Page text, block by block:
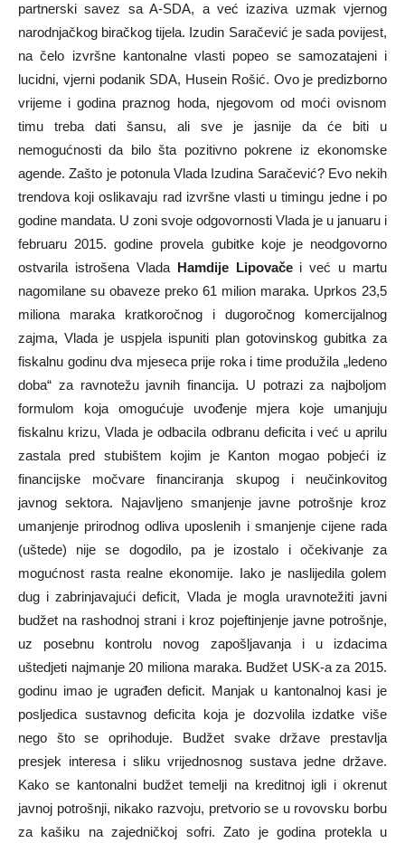
partnerski savez sa A-SDA, a već izaziva uzmak vjernog
narodnjačkog biračkog tijela. Izudin Saračević je sada povijest,
na čelo izvršne kantonalne vlasti popeo se samozatajeni i
lucidni, vjerni podanik SDA, Husein Rošić. Ovo je predizborno
vrijeme i godina praznog hoda, njegovom od moći ovisnom
timu treba dati šansu, ali sve je jasnije da će biti u
nemogućnosti da bilo šta pozitivno pokrene iz ekonomske
agende. Zašto je potonula Vlada Izudina Saračević? Evo nekih
trendova koji oslikavaju rad izvršne vlasti u timingu jedne i po
godine mandata. U zoni svoje odgovornosti Vlada je u januaru i
februaru 2015. godine provela gubitke koje je neodgovorno
ostvarila istrošena Vlada Hamdije Lipovačei već u martu
nagomilane su obaveze preko 61 milion maraka. Uprkos 23,5
miliona maraka kratkoročnog i dugoročnog komercijalnog
zajma, Vlada je uspjela ispuniti plan gotovinskog gubitka za
fiskalnu godinu dva mjeseca prije roka i time produžila „ledeno
doba“ za ravnotežu javnih financija. U potrazi za najboljom
formulom koja omogućuje uvođenje mjera koje umanjuju
fiskalnu krizu, Vlada je odbacila odbranu deficita i već u aprilu
zastala pred stubištem kojim je Kanton mogao pobjeći iz
financijske močvare financiranja skupog i neučinkovitog
javnog sektora. Najavljeno smanjenje javne potrošnje kroz
umanjenje prirodnog odliva uposlenih i smanjenje cijene rada
(uštede) nije se dogodilo, pa je izostalo i očekivanje za
mogućnost rasta realne ekonomije. Iako je naslijedila golem
dug i zabrinjavajući deficit, Vlada je mogla uravnotežiti javni
budžet na rashodnoj strani i kroz pojeftinjenje javne potrošnje,
uz posebnu kontrolu novog zapošljavanja i u izdacima
uštedjeti najmanje 20 miliona maraka. Budžet USK-a za 2015.
godinu imao je ugrađen deficit. Manjak u kantonalnoj kasi je
posljedica sustavnog deficita koja je dozvolila izdatke više
nego što se oprihoduje. Budžet svake države prestavlja
presjek interesa i sliku vrijednosnog sustava jedne države.
Kako se kantonalni budžet temelji na kreditnoj igli i okrenut
javnoj potrošnji, nikako razvoju, pretvorio se u rovovsku borbu
za kašiku na zajedničkoj sofri. Zato je godina protekla u